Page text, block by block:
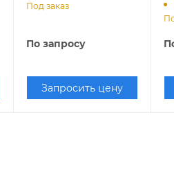
сгорания)
Под заказ
По запросу
Запросить цену